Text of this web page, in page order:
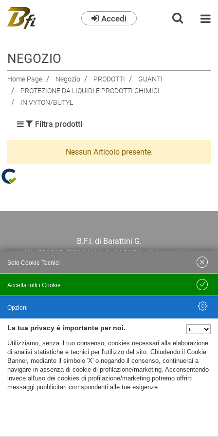
Accedi
NEGOZIO
Home Page Negozio PRODOTTI
GUANTI
PROTEZIONE DA LIQUIDI E PRODOTTI CHIMICI
IN VYTON/BUTYL
Filtra prodotti
Nessun Articolo presente.
B.F.I. di Barattini G.
P.I.: 01613171204 | R.E.A.: 351290 - Bologna | Via
Po 13E, 40139, Bologna | Telefono: 051
444638 | Email: bfi@bfi.bo.it
Privacy policy
Cookie policy
La tua privacy è importante per noi.
Utilizziamo, senza il tuo consenso, cookies necessari alla elaborazione
di analisi statistiche e tecnici per l'utilizzo del sito. Chiudendo il Cookie
Banner, mediante il simbolo 'X' o negando il consenso, continuerai a
navigare in assenza di cookie di profilazione/marketing. Acconsentendo
invece all'uso dei cookies di profilazione/marketing potremo offrirti
messaggi pubblicitari corrispondenti alle tue esigenze.
Accetta tutti i Cookie
Solo Cookie Tecnici
Salva
Opzioni
Nascondi Opzioni